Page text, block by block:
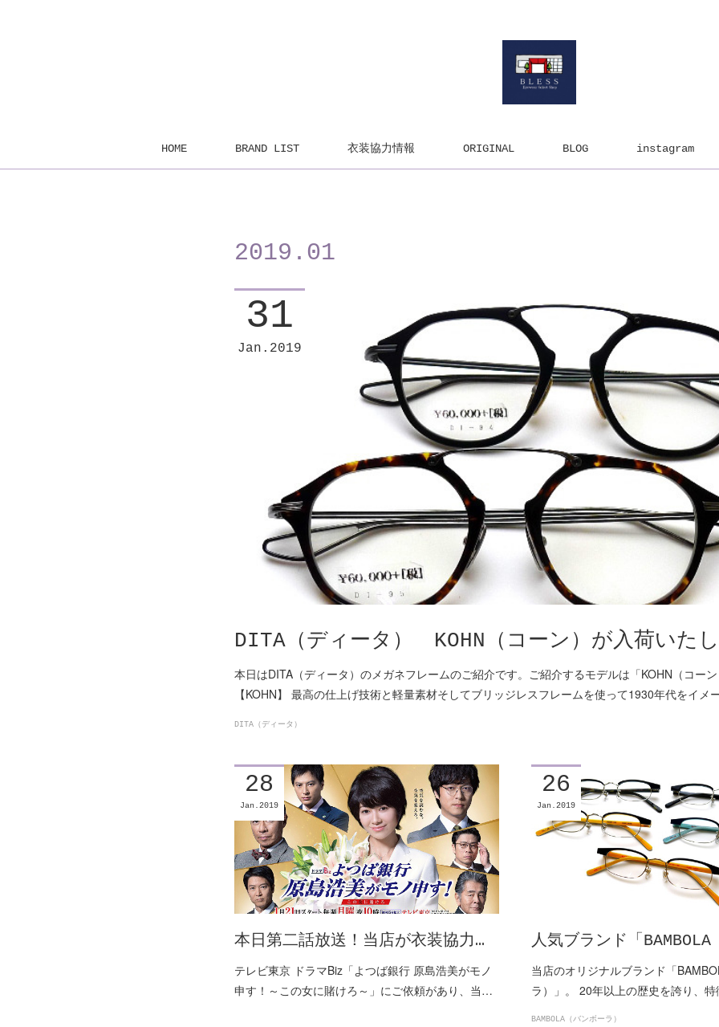
HOME BRAND LIST 衣装協力情報 ORIGINAL BLOG instagram
2019 . 01
DITA（ディータ） KOHN（コーン）が入荷いた
本日はDITA（ディータ）のメガネフレームのご紹介です。ご紹介するモデルは「KOHN（コー
【KOHN】 最高の仕上げ技術と軽量素材そしてブリッジレスフレームを使って1930年代をイ
31
Jan 2019
DITA（ディータ）
本日第二話放送！当店が衣装協力…
テレビ東京 ドラマBiz「よつば銀行 原島浩美がモノ
申す！～この女に賭けろ～」にご依頼があり、当…
28
Jan 2019
人気ブランド「
当店のオリジナルブランド「
ラ）」。 20年以上の歴史を誇り、
26
Jan 2019
BAMBOLA（バンボーラ）